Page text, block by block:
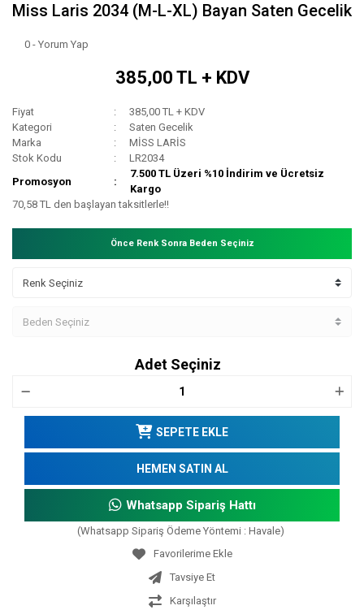
Miss Laris 2034 (M-L-XL) Bayan Saten Gecelik
0 - Yorum Yap
385,00 TL + KDV
Fiyat
385,00 TL + KDV
Kategori
Saten Gecelik
Marka
MİSS LARİS
Stok Kodu
LR2034
Promosyon
7.500 TL Üzeri %10 İndirim ve Ücretsiz
Kargo
70,58 TL den başlayan taksitlerle!!
Önce Renk Sonra Beden Seçiniz
Adet Seçiniz
SEPETE EKLE
HEMEN SATIN AL
Whatsapp Sipariş Hattı
(Whatsapp Sipariş Ödeme Yöntemi : Havale)
Tavsiye Et
Karşılaştır